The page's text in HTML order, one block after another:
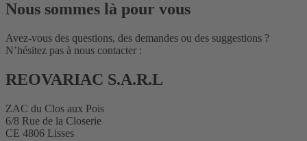
Nous sommes là pour vous
Avez-vous des questions, des demandes ou des suggestions ?
N’hésitez pas à nous contacter :
REOVARIAC S.A.R.L
ZAC du Clos aux Pois
6/8 Rue de la Closerie
CE 4806 Lisses